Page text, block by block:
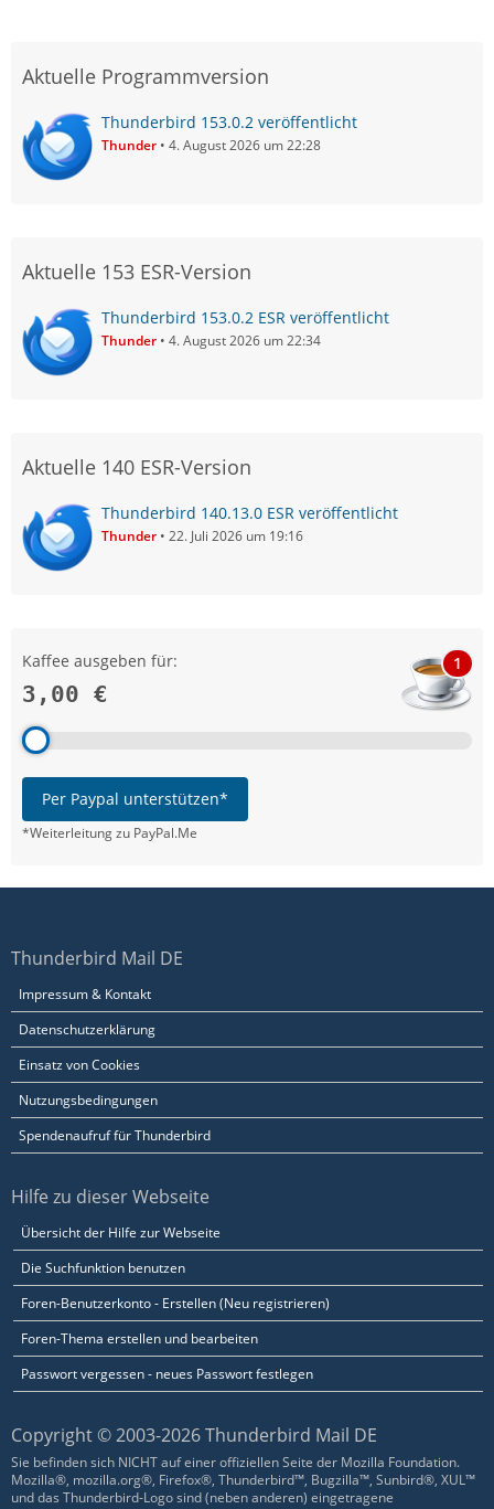
Aktuelle Programmversion
Thunderbird 153.0.2 veröffentlicht
Thunder 4. August 2026 um 22:28
Aktuelle 153 ESR-Version
Thunderbird 153.0.2 ESR veröffentlicht
Thunder 4. August 2026 um 22:34
Aktuelle 140 ESR-Version
Thunderbird 140.13.0 ESR veröffentlicht
Thunder 22. Juli 2026 um 19:16
Kaffee ausgeben für:
3,00 €
1
Per Paypal unterstützen*
*Weiterleitung zu PayPal.Me
Thunderbird Mail DE
Impressum & Kontakt
Datenschutzerklärung
Einsatz von Cookies
Nutzungsbedingungen
Spendenaufruf für Thunderbird
Hilfe zu dieser Webseite
Übersicht der Hilfe zur Webseite
Die Suchfunktion benutzen
Foren-Benutzerkonto - Erstellen (Neu registrieren)
Foren-Thema erstellen und bearbeiten
Passwort vergessen - neues Passwort festlegen
Copyright © 2003-2026 Thunderbird Mail DE
Sie befinden sich NICHT auf einer offiziellen Seite der Mozilla Foundation.
Mozilla®, mozilla.org®, Firefox®, Thunderbird™, Bugzilla™, Sunbird®, XUL™
und das Thunderbird-Logo sind (neben anderen) eingetragene